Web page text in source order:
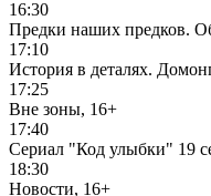
16:30
Предки наших предков.
17:10
История в деталях.
17:25
Вне зоны, 16+
17:40
Сериал "Код улыбки" 19
18:30
Новости, 16+